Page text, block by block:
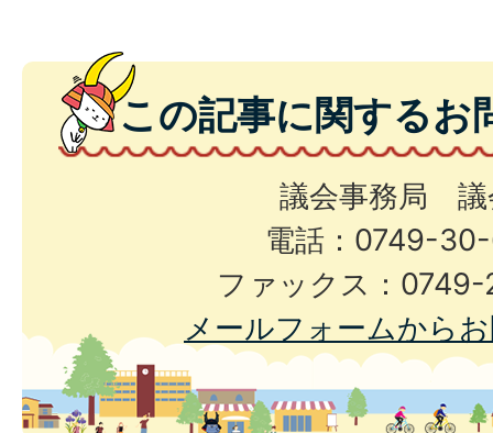
この記事に関するお
議会事務局 議
電話：0749-
ファックス：
メールフォームから